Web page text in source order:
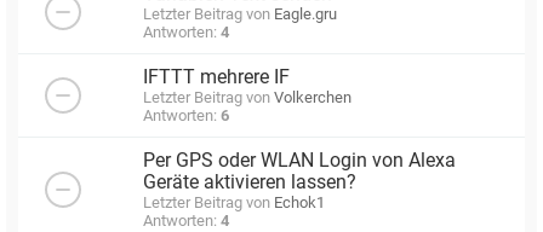
Letzter Beitrag von Eagle.gru
Antworten: 4
IFTTT mehrere IF
Letzter Beitrag von Volkerchen
Antworten: 6
Per GPS oder WLAN Login von Alexa
Geräte aktivieren lassen?
Letzter Beitrag von Echok1
Antworten: 4